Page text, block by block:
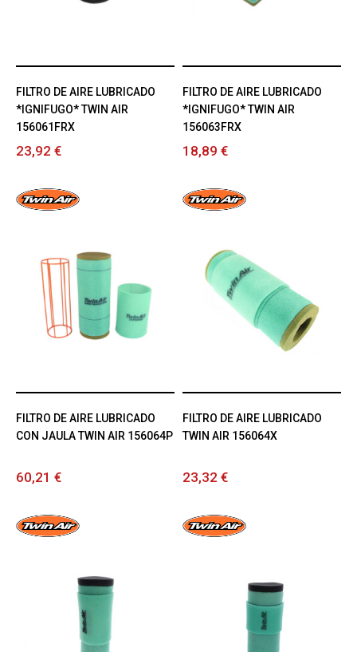
FILTRO DE AIRE LUBRICADO
*IGNIFUGO* TWIN AIR
156061FRX
23,92 €
FILTRO DE AIRE LUBRICADO
*IGNIFUGO* TWIN AIR
156063FRX
18,89 €
FILTRO DE AIRE LUBRICADO
CON JAULA TWIN AIR 156064P
60,21 €
FILTRO DE AIRE LUBRICADO
TWIN AIR 156064X
23,32 €